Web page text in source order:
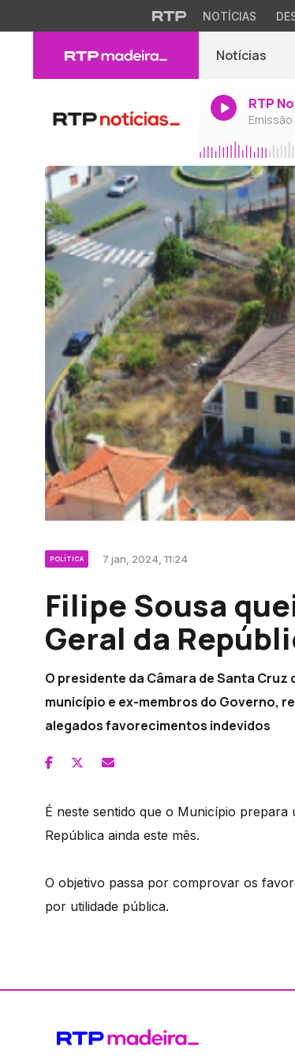
NOTÍCIAS
Notícias
RTP
POLÍTICA 7 jan, 2024, 11:24
Filipe Sousa
Geral da
O presidente da Câmara de Santa
município e ex-membros do Governo,
alegados favorecimentos indevidos
É neste sentido que o Município
República ainda este mês.
O objetivo passa por comprovar os
por utilidade pública.